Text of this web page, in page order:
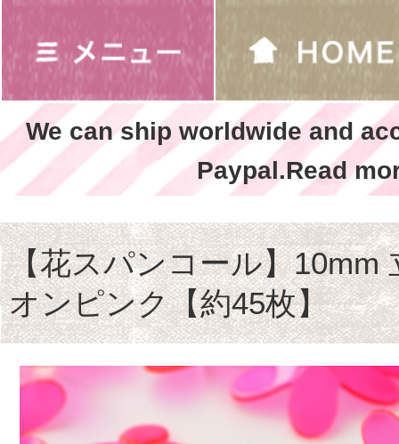
We can ship worldwide and
Paypal.Read
【花スパンコール】10mm
オンピンク【約45枚】